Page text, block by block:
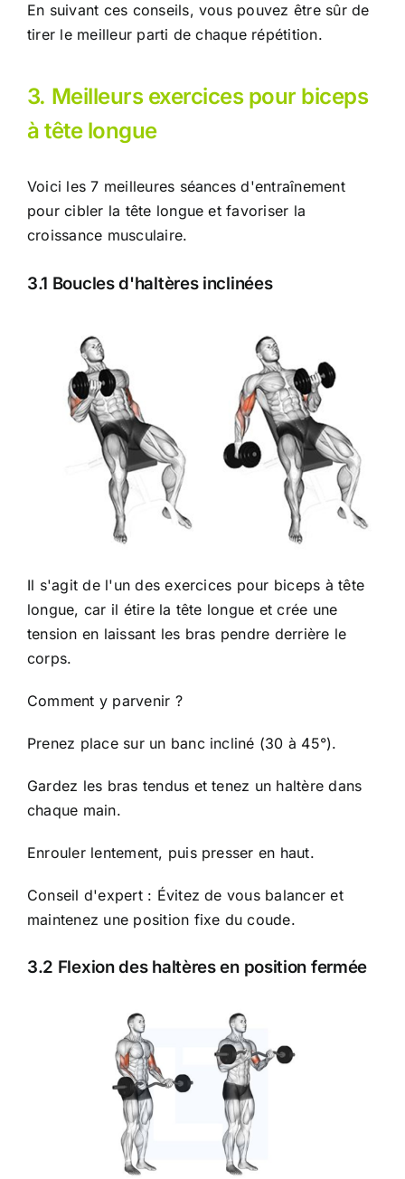
En suivant ces conseils, vous pouvez être sûr de
tirer le meilleur parti de chaque répétition.
3. Meilleurs exercices pour biceps
à tête longue
Voici les 7 meilleures séances d'entraînement
pour cibler la tête longue et favoriser la
croissance musculaire.
3.1 Boucles d'haltères inclinées
Il s'agit de l'un des exercices pour biceps à tête
longue, car il étire la tête longue et crée une
tension en laissant les bras pendre derrière le
corps.
Comment y parvenir ?
Prenez place sur un banc incliné (30 à 45°).
Gardez les bras tendus et tenez un haltère dans
chaque main.
Enrouler lentement, puis presser en haut.
Conseil d'expert : Évitez de vous balancer et
maintenez une position fixe du coude.
3.2 Flexion des haltères en position fermée